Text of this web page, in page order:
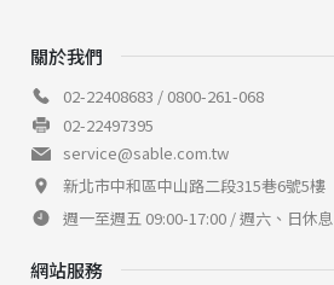
關於我們
02-22408683 / 0800-261-068
02-22497395
service@sable.com.tw
新北市中和區中山路二段315巷6號5樓
週一至週五 09:00-17:00 / 週六、日休息
網站服務